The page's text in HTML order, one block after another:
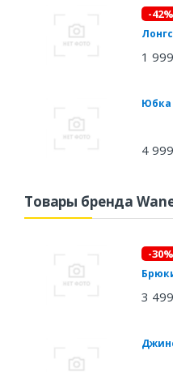
-42%
1
Юбка
4
Товары бренда
-30%
3